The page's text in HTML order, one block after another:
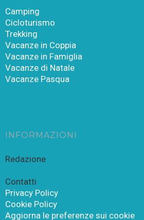
Camping
Cicloturismo
Trekking
Vacanze in Coppia
Vacanze in Famiglia
Vacanze di Natale
Vacanze Pasqua
INFORMAZIONI
Redazione
Contatti
Privacy Policy
Cookie Policy
Aggiorna le preferenze sui cookie